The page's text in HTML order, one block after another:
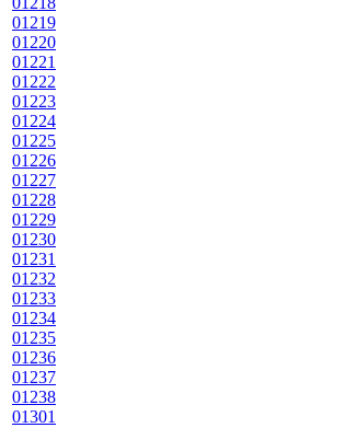
01219
01220
01221
01222
01223
01224
01225
01226
01227
01228
01229
01230
01231
01232
01233
01234
01235
01236
01237
01238
01301